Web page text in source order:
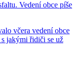
Vedení obce píše
včera vedení obce
jakými řidiči se už